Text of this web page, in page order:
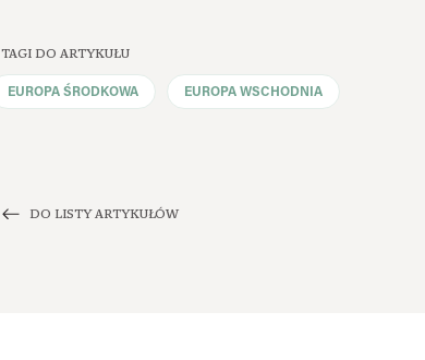
TAGI DO ARTYKUŁU
EUROPA ŚRODKOWA EUROPA WSCHODNIA
DO LISTY ARTYKUŁÓW